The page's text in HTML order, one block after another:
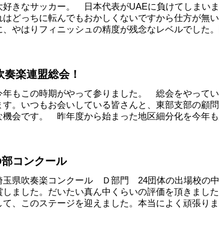
好きなサッカー。 日本代表がUAEに負けてしまい
はどっちに転んでもおかしくないですから仕方が無
、やはりフィニッシュの精度が残念なレベルでした
奏楽連盟総会！
年もこの時期がやって参りました。 総会をやって
す。いつもお会いしている皆さんと、東部支部の顧
機会です。 昨年度から始まった地区細分化を今年
部コンクール
玉県吹奏楽コンクール Ｄ部門 24団体の出場校の
しました。だいたい真ん中くらいの評価を頂きまし
て、このステージを迎えました。本当によく頑張り